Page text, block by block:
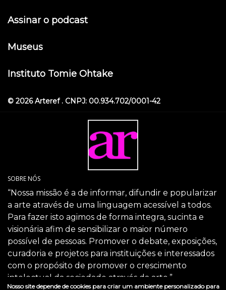
Assinar o podcast
Museus
Instituto Tomie Ohtake
© 2026 Arteref . CNPJ: 00.934.702/0001-42
SOBRE NÓS
“Nossa missão é a de informar, difundir e popularizar
a arte através de uma linguagem acessível a todos.
Para fazer isto agimos de forma integra, sucinta e
visionária afim de sensibilizar o maior número
possível de pessoas. Promover o debate, exposições,
curadoria e projetos para instituições e interessados
com o propósito de promover o crescimento
intelectual da sociedade através da arte.”
Nosso site depende de cookies para criar um ambiente personalizado para